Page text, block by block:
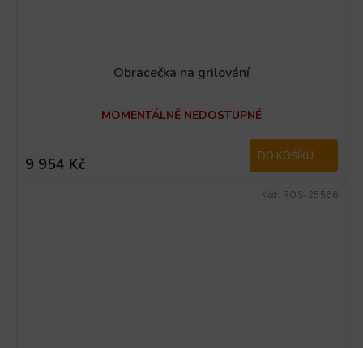
Obracečka na grilování
MOMENTÁLNĚ NEDOSTUPNÉ
9 954 Kč DO KOŠÍKU
Kód: ROS-25566